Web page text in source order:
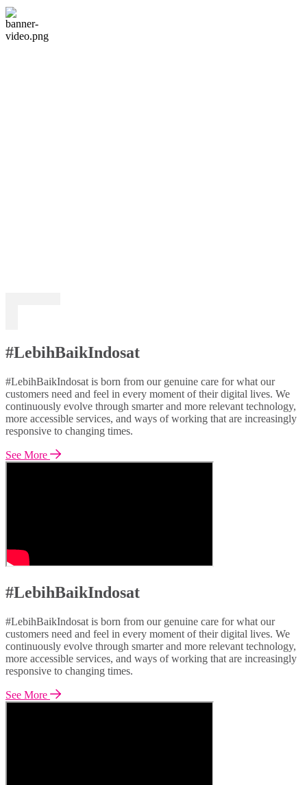
#LebihBaikIndosat
#LebihBaikIndosat is born from our genuine care for what our
customers need and feel in every moment of their digital lives. We
continuously evolve through smarter and more relevant technology,
more accessible services, and ways of working that are increasingly
responsive to changing times.
See More
#LebihBaikIndosat
#LebihBaikIndosat is born from our genuine care for what our
customers need and feel in every moment of their digital lives. We
continuously evolve through smarter and more relevant technology,
more accessible services, and ways of working that are increasingly
responsive to changing times.
See More